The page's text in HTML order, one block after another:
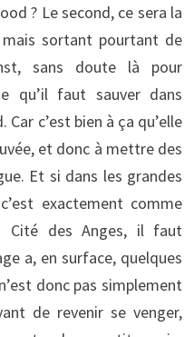
? Le second, ce sera la
mais sortant pourtant de
sans doute là pour
qu’il faut sauver dans
c’est bien à ça qu’elle
et donc à mettre des
Et si dans les grandes
exactement comme
Cité des Anges, il faut
a, en surface, quelques
donc pas simplement
de revenir se venger,